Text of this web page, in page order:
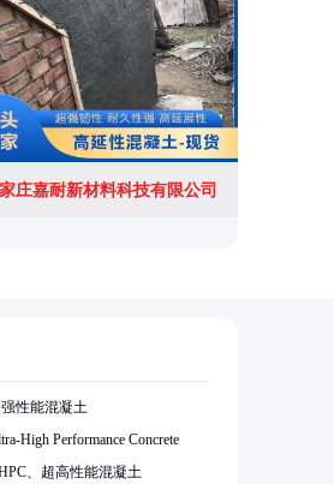
庄嘉耐新材料科技有限公司
性能混凝土
High Performance Concrete
、超高性能混凝土